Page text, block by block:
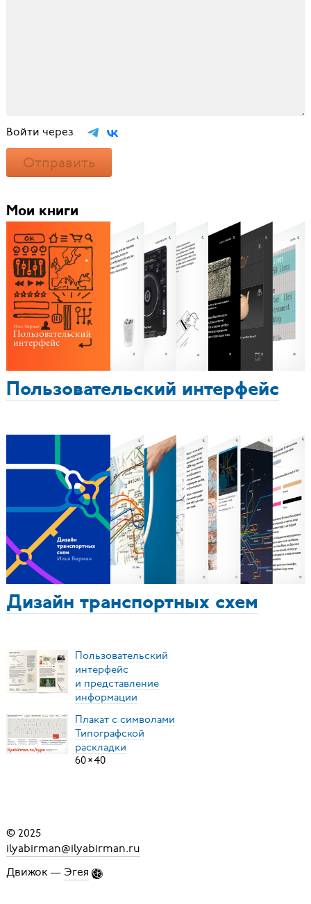
Войти через
Отправить
Мои книги
Пользовательский интерфейс
Дизайн транспортных схем
Пользовательский
интерфейс
и представление
информации
Плакат с символами
Типографской
раскладки
60×40
© 2025
ilyabirman@ilyabirman.ru
Движок — Эгея